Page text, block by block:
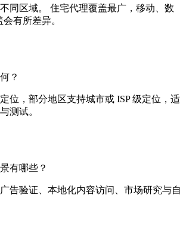
同区域。 住宅代理覆盖最广，移动、数
有所差异。
？
位，部分地区支持城市或 ISP 级定位，适
测试。
有哪些？
告验证、本地化内容访问、市场研究与自